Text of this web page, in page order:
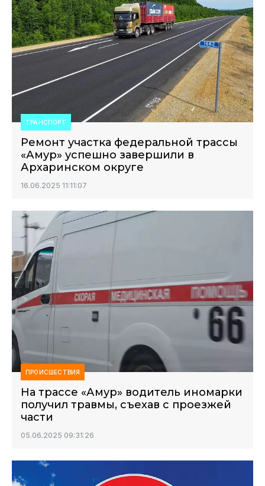
ТРАНСПОРТ
Ремонт участка федеральной трассы
«Амур» успешно завершили в
Архаринском округе
16.06.2025 11:11:07
ПРОИСШЕСТВИЯ
На трассе «Амур» водитель иномарки
получил травмы, съехав с проезжей
части
05.06.2025 09:31:26